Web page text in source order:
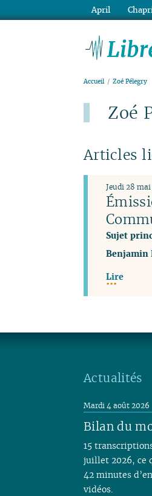
Accueil Zoé Pélegry
Zoé
Articles
Sujet
Jeudi 28
Benjamin
Lire
Actualités
Bilan du
Mardi 4 août 2026
15
juillet 2026, ce
42 minutes
vidéos.
April